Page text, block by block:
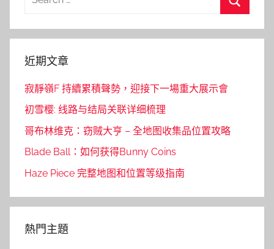
近期文章
寂靜嶺F 持續累積聲勢，迎接下一場重大展示會
初雪樱: 线路与结局关联详细梳理
哥布林维克：窃贼大亨 – 全地图收集品位置攻略
Blade Ball：如何获得Bunny Coins
Haze Piece 完整地图和位置等级指南
熱門主題